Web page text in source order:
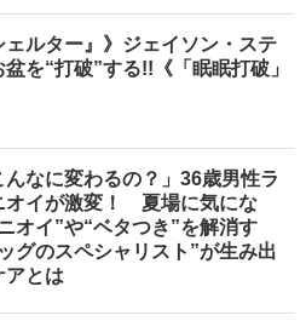
ェルター』》ジェイソン・ステ
を“打破”する!!《「眠眠打破」
んなに変わるの？」36歳男性ラ
オイが激変！ 夏場に気にな
オイ”や“ベタつき”を解消す
グのスペシャリスト”が生み出
アとは